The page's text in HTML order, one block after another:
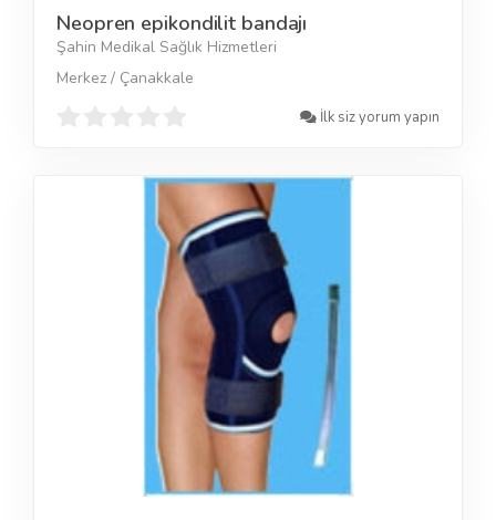
Neopren epikondilit bandajı
Şahin Medikal Sağlık Hizmetleri
Merkez / Çanakkale
İlk siz yorum yapın